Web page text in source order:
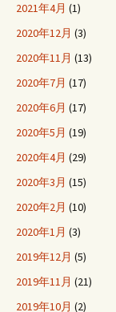
2021年4月 (1)
2020年12月 (3)
2020年11月 (13)
2020年7月 (17)
2020年6月 (17)
2020年5月 (19)
2020年4月 (29)
2020年3月 (15)
2020年2月 (10)
2020年1月 (3)
2019年12月 (5)
2019年11月 (21)
2019年10月 (2)